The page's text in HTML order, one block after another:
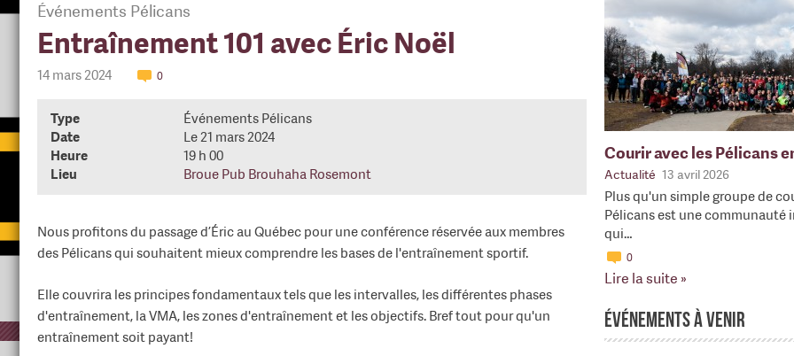
Courir avec les Pélicans
Actualité 13 avril 2026
Plus qu'un simple groupe de
Pélicans est une communauté
qui…
0
Lire la suite »
Événements à venir
Événements Pélicans
Entraînement 101 avec Éric Noël
14 mars 2024 0
Type
Événements Pélicans
Date
Le 21 mars 2024
Heure
19 h 00
Lieu
Broue Pub Brouhaha Rosemont
Nous profitons du passage d’Éric au Québec pour une conférence réservée aux membres
des Pélicans qui souhaitent mieux comprendre les bases de l'entraînement sportif.
Elle couvrira les principes fondamentaux tels que les intervalles, les différentes phases
d'entraînement, la VMA, les zones d'entraînement et les objectifs. Bref tout pour qu'un
entraînement soit payant!